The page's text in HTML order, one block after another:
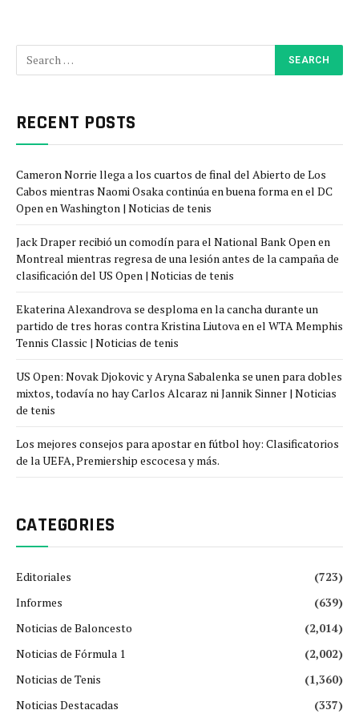
RECENT POSTS
Cameron Norrie llega a los cuartos de final del Abierto de Los
Cabos mientras Naomi Osaka continúa en buena forma en el DC
Open en Washington | Noticias de tenis
Jack Draper recibió un comodín para el National Bank Open en
Montreal mientras regresa de una lesión antes de la campaña de
clasificación del US Open | Noticias de tenis
Ekaterina Alexandrova se desploma en la cancha durante un
partido de tres horas contra Kristina Liutova en el WTA Memphis
Tennis Classic | Noticias de tenis
US Open: Novak Djokovic y Aryna Sabalenka se unen para dobles
mixtos, todavía no hay Carlos Alcaraz ni Jannik Sinner | Noticias
de tenis
Los mejores consejos para apostar en fútbol hoy: Clasificatorios
de la UEFA, Premiership escocesa y más.
CATEGORIES
Editoriales
(723)
Informes
(639)
Noticias de Baloncesto
(2,014)
Noticias de Fórmula 1
(2,002)
Noticias de Tenis
(1,360)
Noticias Destacadas
(337)